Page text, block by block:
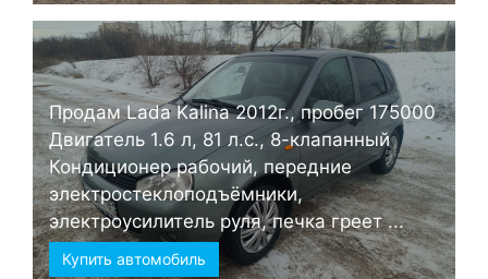
Продам Lada Kalina 2012г., пробег 175000
Двигатель 1.6 л, 81 л.с., 8-клапанный
Кондиционер рабочий, передние
электростеклоподъёмники,
электроусилитель руля, печка греет ...
Купить автомобиль